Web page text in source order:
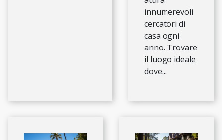
innumerevoli
cercatori di
casa ogni
anno. Trovare
il luogo ideale
dove...